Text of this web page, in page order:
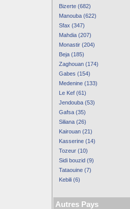
Bizerte (682)
Manouba (622)
Sfax (347)
Mahdia (207)
Monastir (204)
Beja (185)
Zaghouan (174)
Gabes (154)
Medenine (133)
Le Kef (61)
Jendouba (53)
Gafsa (35)
Siliana (26)
Kairouan (21)
Kasserine (14)
Tozeur (10)
Sidi bouzid (9)
Tataouine (7)
Kebili (6)
Autres Pays